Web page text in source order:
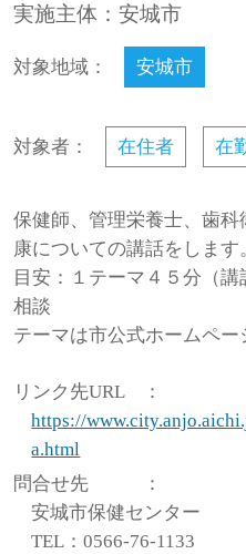
実施主体：安城市
対象地域： 安城市
対象者： 在住者 在
保健師、管理栄養士、歯
康についての講話をします
目安：１テーマ４５分（
相談
テーマは市公式ホームペー
リンク先URL
：
https://
a.html
問合せ先
：
安城市保健センター
TEL：0566-76-1133